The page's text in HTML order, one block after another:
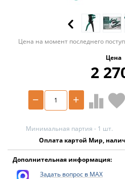
Цена на момент последнего
Цена
2
+
−
Минимальная партия - 1 шт.
Оплата картой Мир,
Дополнительная информация:
Задать вопрос в MAX